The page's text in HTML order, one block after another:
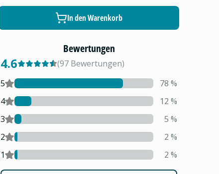
In den Warenkorb
Bewertungen
4.6 (97 Bewertungen)
5
78 %
4
12 %
3
5 %
2
2 %
1
2 %